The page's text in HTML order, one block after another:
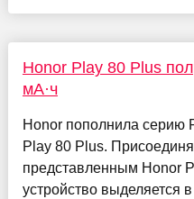
Honor Play 80 Plus
мА·ч
Honor пополнила серию
Play 80 Plus.
представленным Honor
устройство выделяется